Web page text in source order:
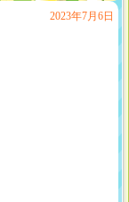
2023年7月6日